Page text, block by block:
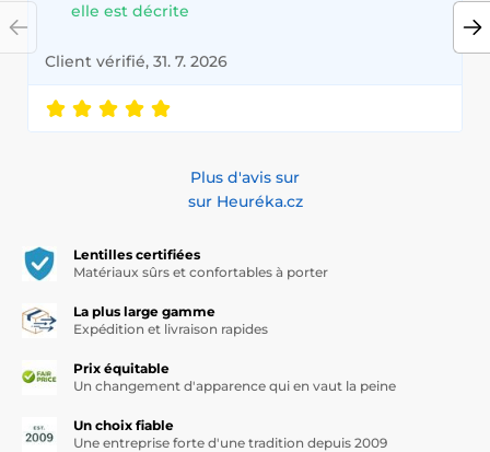
elle est décrite
Client vérifié, 31. 7. 2026
Plus d'avis sur
sur Heuréka.cz
Lentilles certifiées
Matériaux sûrs et confortables à porter
La plus large gamme
Expédition et livraison rapides
Prix équitable
Un changement d'apparence qui en vaut la peine
Un choix fiable
Une entreprise forte d'une tradition depuis 2009